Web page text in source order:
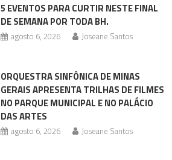
5 EVENTOS PARA CURTIR NESTE FINAL
DE SEMANA POR TODA BH.
agosto 6, 2026 Joseane Santos
ORQUESTRA SINFÔNICA DE MINAS
GERAIS APRESENTA TRILHAS DE FILMES
NO PARQUE MUNICIPAL E NO PALÁCIO
DAS ARTES
agosto 6, 2026 Joseane Santos